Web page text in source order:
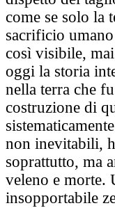
come se solo la
sacrificio
così visibile,
oggi la storia
nella terra che
costruzione di
non inevitabili,
soprattutto, ma
veleno e morte.
insopportabile